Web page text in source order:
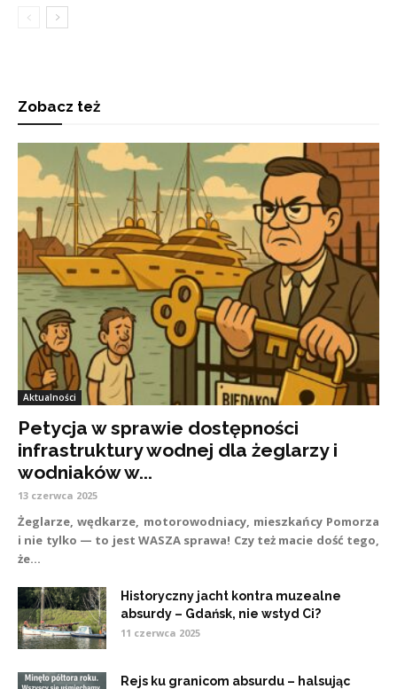
Zobacz też
Aktualności
Petycja w sprawie dostępności
infrastruktury wodnej dla żeglarzy i
wodniaków w...
13 czerwca 2025
Żeglarze, wędkarze, motorowodniacy, mieszkańcy Pomorza
i nie tylko — to jest WASZA sprawa! Czy też macie dość tego,
że...
Historyczny jacht kontra muzealne
absurdy – Gdańsk, nie wstyd Ci?
11 czerwca 2025
Rejs ku granicom absurdu – halsując